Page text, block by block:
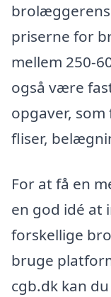
priserne for
mellem 250-
også være
opgaver,
fliser,
For at få en
en god idé at
forskellige
bruge
cgb.dk kan